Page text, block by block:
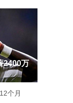
2400万
个月